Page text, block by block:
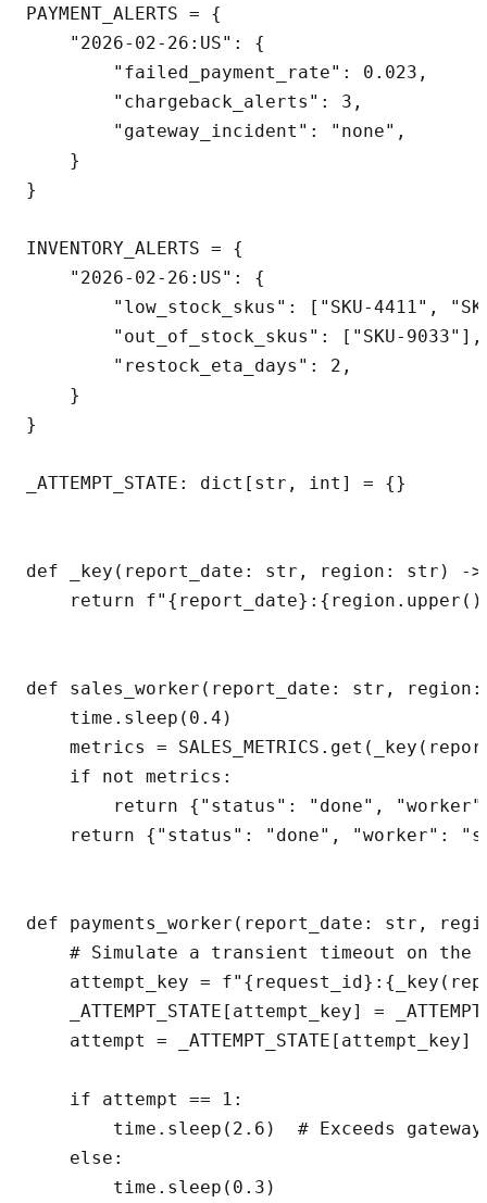
PAYMENT_ALERTS = {
    "2026-02-26:US": {
        "failed_payment_rate": 0.023,
        "chargeback_alerts": 3,
        "gateway_incident": "none",
    }
}
INVENTORY_ALERTS = {
    "2026-02-26:US": {
"low_stock_skus": ["SKU-4411",
        "out_of_stock_skus": ["SKU-9033"],
        "restock_eta_days": 2,
    }
}
_ATTEMPT_STATE: dict[str, int] = {}
def _key(report_date: str, region: str) -
return
def sales_worker(report_date: str,
    time.sleep(0.4)
metrics =
    if not metrics:
return {"status": "done",
return {"status": "done", "worker":
def payments_worker(report_date: str,
# Simulate a transient timeout on the
attempt_key =
_ATTEMPT_STATE[attempt_key] =
    attempt = _ATTEMPT_STATE[attempt_key]
    if attempt == 1:
time.sleep(2.6)  # Exceeds
    else:
        time.sleep(0.3)